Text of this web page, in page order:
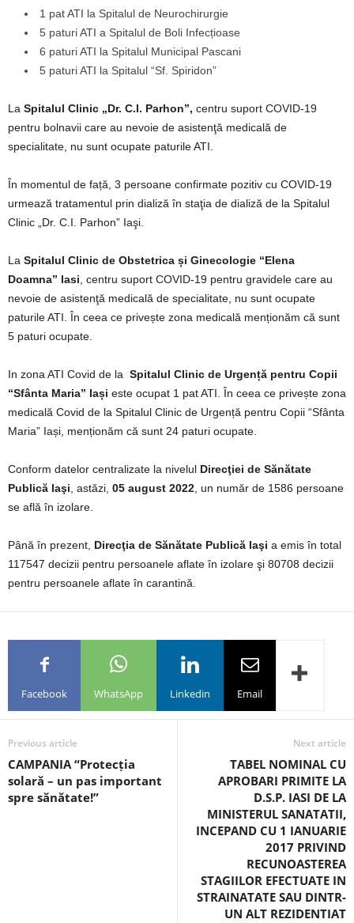
1 pat ATI la Spitalul de Neurochirurgie
5 paturi ATI a Spitalul de Boli Infecțioase
6 paturi ATI la Spitalul Municipal Pascani
5 paturi ATI la Spitalul “Sf. Spiridon”
La Spitalul Clinic „Dr. C.I. Parhon”, centru suport COVID-19
pentru bolnavii care au nevoie de asistenţă medicală de
specialitate, nu sunt ocupate paturile ATI.
În momentul de față, 3 persoane confirmate pozitiv cu COVID-19
urmează tratamentul prin dializă în staţia de dializă de la Spitalul
Clinic „Dr. C.I. Parhon” Iaşi.
La Spitalul Clinic de Obstetrica și Ginecologie “Elena
Doamna” Iasi , centru suport COVID-19 pentru gravidele care au
nevoie de asistenţă medicală de specialitate, nu sunt ocupate
paturile ATI. În ceea ce privește zona medicală menționăm că sunt
5 paturi ocupate.
In zona ATI Covid de la Spitalul Clinic de Urgență pentru Copii
“Sfânta Maria” Iași este ocupat 1 pat ATI. În ceea ce privește zona
medicală Covid de la Spitalul Clinic de Urgență pentru Copii “Sfânta
Maria” Iași, menționăm că sunt 24 paturi ocupate.
Conform datelor centralizate la nivelul Direcţiei de Sănătate
Publică Iaşi , astăzi, 05 august 2022 , un număr de 1586 persoane
se află în izolare.
Până în prezent, Direcţia de Sănătate Publică Iaşi a emis în total
117547 decizii pentru persoanele aflate în izolare şi 80708 decizii
pentru persoanele aflate în carantină.
Facebook WhatsApp Linkedin Email
Previous article
CAMPANIA “Protecția
solară – un pas important
spre sănătate!”
Next article
TABEL NOMINAL CU
APROBARI PRIMITE LA
D.S.P. IASI DE LA
MINISTERUL SANATATII,
INCEPAND CU 1 IANUARIE
2017 PRIVIND
RECUNOASTEREA
STAGIILOR EFECTUATE IN
STRAINATATE SAU DINTR-
UN ALT REZIDENTIAT